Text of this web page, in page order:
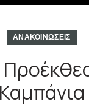
ΑΝΑΚΟΙΝΩΣΕΙΣ
Καμπάνια